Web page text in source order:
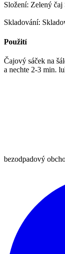
Složení: Zelený čaj
Skladování:
Použití
Čajový sáček na
a nechte 2-3 min.
bezodpadový